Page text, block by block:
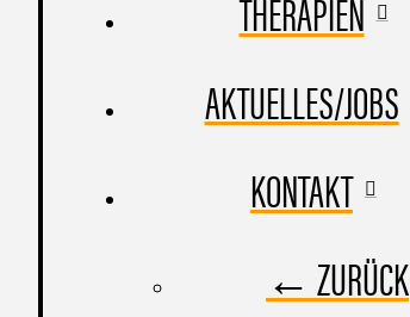
AKTUELLES/JOBS
KONTAKT
← ZURÜCK